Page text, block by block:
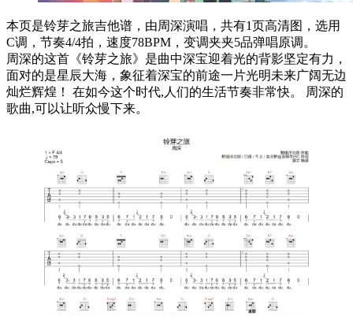
本页是铃芽之旅吉他谱，由周深演唱，共有1页高清图，选用
C调，节奏4/4拍，速度78BPM，变调夹夹5品弹唱原调。
周深的这首《铃芽之旅》是曲中深宝迎着光的背影坚定有力，
面对的是星辰大海，象征着深宝的前途一片光明未来广阔无边
灿烂辉煌！ 在如今这个时代,人们的生活节奏非常快。 周深的
歌曲,可以让听众慢下来。